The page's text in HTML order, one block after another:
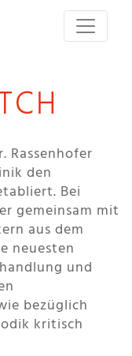
Rassenhofer
den
Bei
gemeinsam mit
aus dem
neuesten
und
bezüglich
kritisch